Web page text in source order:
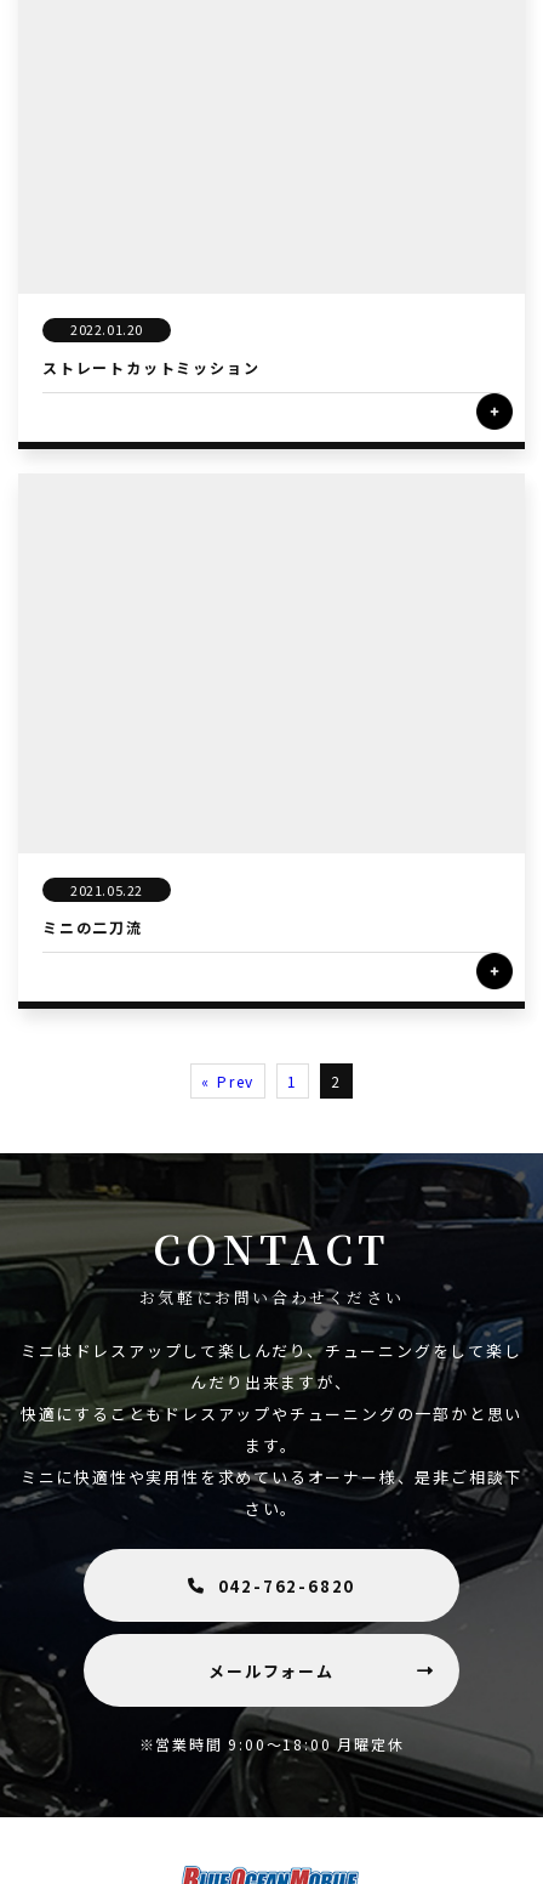
2022.01.20
ストレートカットミッション
2021.05.22
ミニの二刀流
« Prev 1 2
CONTACT
お気軽にお問い合わせください
ミニはドレスアップして楽しんだり、チューニングをして楽し
んだり出来ますが、
快適にすることもドレスアップやチューニングの一部かと思い
ます。
ミニに快適性や実用性を求めているオーナー様、是非ご相談下
さい。
042-762-6820
メールフォーム
※営業時間 9:00～18:00 月曜定休